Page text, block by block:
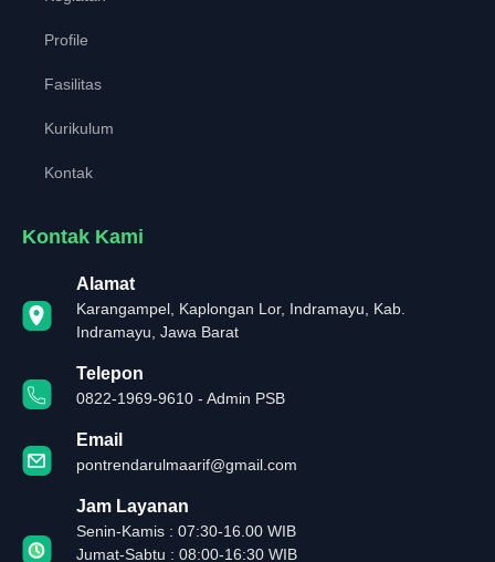
Profile
Fasilitas
Kurikulum
Kontak
Kontak Kami
Alamat
Karangampel, Kaplongan Lor, Indramayu, Kab.
Indramayu, Jawa Barat
Telepon
0822-1969-9610 - Admin PSB
Email
pontrendarulmaarif@gmail.com
Jam Layanan
Senin-Kamis : 07:30-16.00 WIB
Jumat-Sabtu : 08:00-16:30 WIB